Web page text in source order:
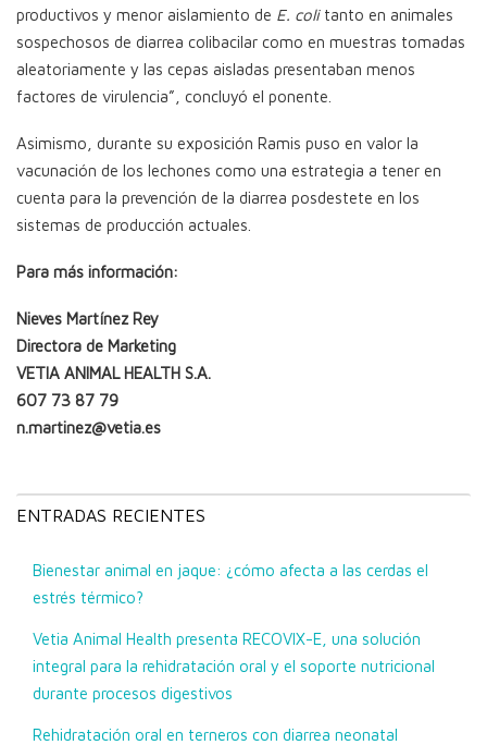
productivos y menor aislamiento de E. colitanto en animales
sospechosos de diarrea colibacilar como en muestras tomadas
aleatoriamente y las cepas aisladas presentaban menos
factores de virulencia”, concluyó el ponente.
Asimismo, durante su exposición Ramis puso en valor la
vacunación de los lechones como una estrategia a tener en
cuenta para la prevención de la diarrea posdestete en los
sistemas de producción actuales.
Para más información:
Nieves Martínez Rey
Directora de Marketing
VETIA ANIMAL HEALTH S.A.
607 73 87 79
n.martinez@vetia.es
ENTRADAS RECIENTES
Bienestar animal en jaque: ¿cómo afecta a las cerdas el
estrés térmico?
Vetia Animal Health presenta RECOVIX-E, una solución
integral para la rehidratación oral y el soporte nutricional
durante procesos digestivos
Rehidratación oral en terneros con diarrea neonatal